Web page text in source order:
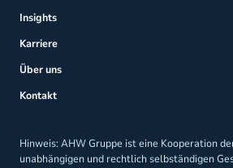
Insights
Karriere
Über uns
Kontakt
Hinweis: AHW Gruppe ist eine Kooperation
unabhängigen und rechtlich selbständigen